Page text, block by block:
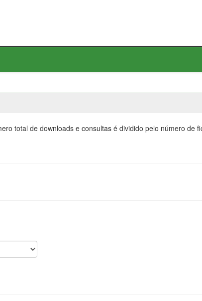
total de downloads e consultas é dividido pelo número de